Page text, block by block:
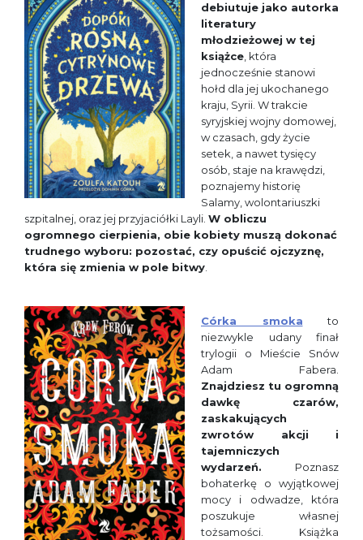
debiutuje jako autorka
literatury
młodzieżowej w tej
książce, która
jednocześnie stanowi
hołd dla jej ukochanego
kraju, Syrii. W trakcie
syryjskiej wojny domowej,
w czasach, gdy życie
setek, a nawet tysięcy
osób, staje na krawędzi,
poznajemy historię
Salamy, wolontariuszki
szpitalnej, oraz jej przyjaciółki Layli. W obliczu
ogromnego cierpienia, obie kobiety muszą dokonać
trudnego wyboru: pozostać, czy opuścić ojczyznę,
która się zmienia w pole bitwy.
Córka smoka to
niezwykle udany finał
trylogii o Mieście Snów
Adam Fabera.
Znajdziesz tu ogromną
dawkę czarów,
zaskakujących
zwrotów akcji i
tajemniczych
wydarzeń. Poznasz
bohaterkę o wyjątkowej
mocy i odwadze, która
poszukuje własnej
tożsamości. Książka